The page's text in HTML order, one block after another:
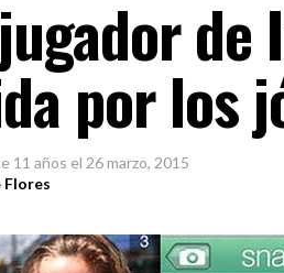
por los
11 años el 26 marzo, 2015
Flores